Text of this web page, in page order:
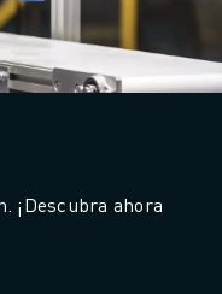
¡Descubra ahora